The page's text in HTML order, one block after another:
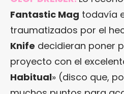
Fantastic Mag todavía
traumatizados por el
Knife decidieran poner
proyecto con el
Habitual» (disco que,